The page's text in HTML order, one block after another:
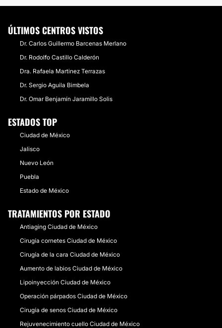
ÚLTIMOS CENTROS VISTOS
Dr. Carlos Guillermo Barcenas Merlano
Dr. Rodolfo Castillo Calderón
Dra. Rafaela Martinez Terrazas
Dr. Sergio Aguila Bimbela
Dr. Omar Benjamín Jaramillo Solis
ESTADOS TOP
Ciudad de México
Jalisco
Nuevo León
Puebla
Estado de México
TRATAMIENTOS POR ESTADO
Antiaging Ciudad de México
Cirugía cornetes Ciudad de México
Cirugía de la cara Ciudad de México
Aumento de labios Ciudad de México
Lipoinyección Ciudad de México
Operación párpados Ciudad de México
Cirugía de senos Ciudad de México
Rejuvenecimiento cuello Ciudad de México